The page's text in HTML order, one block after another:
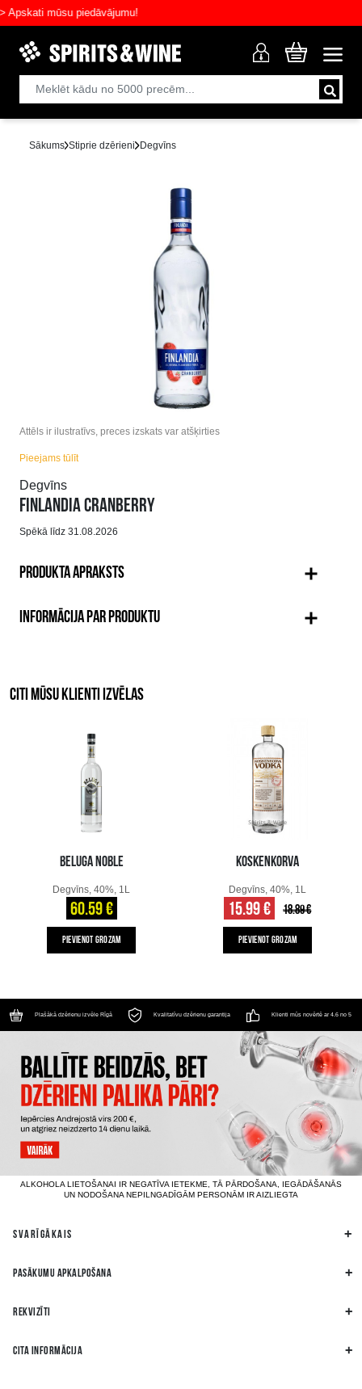
mūsu piedāvājumu!
Sākums Stiprie dzērieni Degvīns
Attēls ir ilustratīvs, preces izskats var atšķirties
Pieejams tūlīt
Degvīns
FINLANDIA CRANBERRY
Spēkā līdz 31.08.2026
PRODUKTA APRAKSTS
INFORMĀCIJA PAR PRODUKTU
CITI MŪSU KLIENTI IZVĒLAS
BELUGA NOBLE
Degvīns, 40%, 1L
60.59 €
PIEVIENOT GROZAM
KOSKENKORVA
Degvīns, 40%, 1L
15.99 € 18.89 €
PIEVIENOT GROZAM
Plašākā dzērienu izvēle Rīgā Kvalitatīvu dzērienu garantija Klienti mūs novērtē ar 4.6 no 5
ALKOHOLA LIETOŠANAI IR NEGATĪVA IETEKME, TĀ PĀRDOŠANA, IEGĀDĀŠANĀS
UN NODOŠANA NEPILNGADĪGĀM PERSONĀM IR AIZLIEGTA
SVARĪGĀKAIS
PASĀKUMU APKALPOŠANA
REKVIZĪTI
CITA INFORMĀCIJA